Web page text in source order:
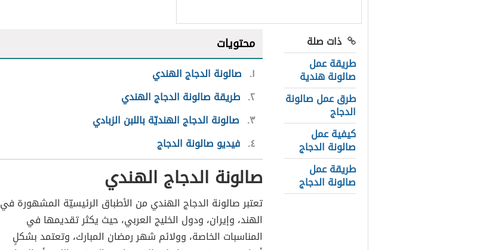
ذات صلة
طريقة عمل
صالونة هندية
طرق عمل صالونة
الدجاج
كيفية عمل
صالونة الدجاج
طريقة عمل
صالونة الدجاج
محتويات
١ صالونة الدجاج الهندي
٢ طريقة صالونة الدجاج الهندي
٣ صالونة الدجاج الهنديّة باللبن الزبادي
٤ فيديو صالونة الدجاج
صالونة الدجاج الهندي
تعتبر صالونة الدجاج الهندي من الأطباق الرئيسيّة المشهورة في
الهند، وإيران، ودول الخليج العربي، حيث يكثر تقديمها في
المناسبات الخاصة، وولائم شهر رمضان المبارك، وتعتمد بشكلٍ